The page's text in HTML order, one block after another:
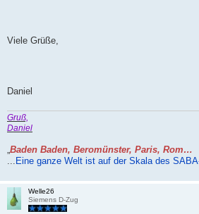
Viele Grüße,
Daniel
Gruß,
Daniel
Baden Baden, Beromünster, Paris, Rom…
Eine ganze Welt ist auf der Skala des
Welle26
Siemens D-Zug